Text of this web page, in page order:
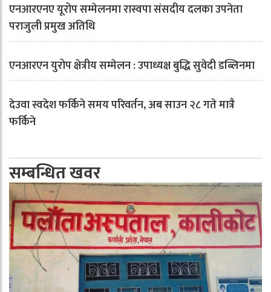
एनआरएनए यूरोप सम्मेलनमा रास्वपा संसदीय दलका उपनेता
पराजुली प्रमुख अतिथि
एनआरएन युरोप क्षेत्रीय सम्मेलन : उपाध्यक्ष बुद्धि सुवेदी डब्लिनमा
देउवा स्वदेश फर्किने समय परिवर्तन, अब साउन २८ गते मात्रै
फर्किने
सम्बन्धित खवर